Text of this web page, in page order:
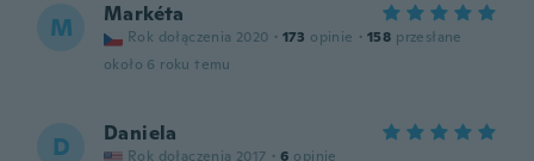
M Markéta
Rok dołączenia 2020 · 173 opinie · 158 przesłane
około 6 roku temu
D Daniela
Rok dołączenia 2017 · 6 opinie